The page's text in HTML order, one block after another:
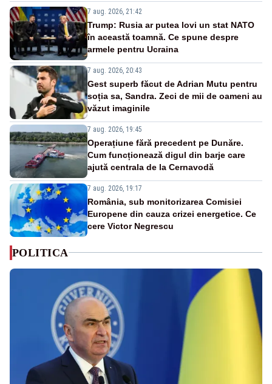
7 aug. 2026, 21:42
Trump: Rusia ar putea lovi un stat NATO
în această toamnă. Ce spune despre
armele pentru Ucraina
7 aug. 2026, 20:43
Gest superb făcut de Adrian Mutu pentru
soția sa, Sandra. Zeci de mii de oameni au
văzut imaginile
7 aug. 2026, 19:45
Operațiune fără precedent pe Dunăre.
Cum funcționează digul din barje care
ajută centrala de la Cernavodă
7 aug. 2026, 19:17
România, sub monitorizarea Comisiei
Europene din cauza crizei energetice. Ce
cere Victor Negrescu
POLITICA